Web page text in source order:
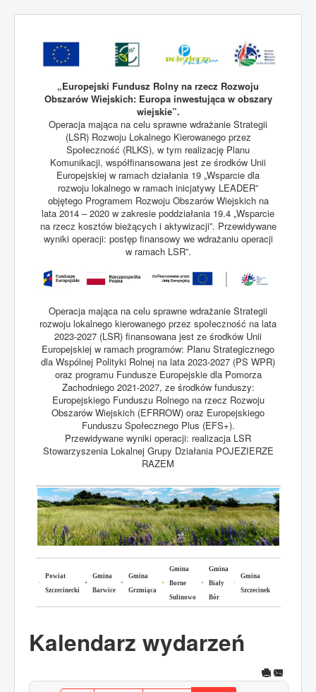
„Europejski Fundusz Rolny na rzecz Rozwoju
Obszarów Wiejskich: Europa inwestująca w obszary
wiejskie”.
Operacja mająca na celu sprawne wdrażanie Strategii
(LSR) Rozwoju Lokalnego Kierowanego przez
Społeczność (RLKS), w tym realizację Planu
Komunikacji, współfinansowana jest ze środków Unii
Europejskiej w ramach działania 19 „Wsparcie dla
rozwoju lokalnego w ramach inicjatywy LEADER”
objętego Programem Rozwoju Obszarów Wiejskich na
lata 2014 – 2020 w zakresie poddziałania 19.4 „Wsparcie
na rzecz kosztów bieżących i aktywizacji”. Przewidywane
wyniki operacji: postęp finansowy we wdrażaniu operacji
w ramach LSR”.
Operacja mająca na celu sprawne wdrażanie Strategii
rozwoju lokalnego kierowanego przez społeczność na lata
2023-2027 (LSR) finansowana jest ze środków Unii
Europejskiej w ramach programów: Planu Strategicznego
dla Wspólnej Polityki Rolnej na lata 2023-2027 (PS WPR)
oraz programu Fundusze Europejskie dla Pomorza
Zachodniego 2021-2027, ze środków funduszy:
Europejskiego Funduszu Rolnego na rzecz Rozwoju
Obszarów Wiejskich (EFRROW) oraz Europejskiego
Funduszu Społecznego Plus (EFS+).
Przewidywane wyniki operacji: realizacja LSR
Stowarzyszenia Lokalnej Grupy Działania POJEZIERZE
RAZEM
Powiat
Szczecinecki
Gmina
Barwice
Gmina
Grzmiąca
Gmina
Borne
Sulinowo
Gmina
Biały
Bór
Gmina
Szczecinek
Kalendarz wydarzeń